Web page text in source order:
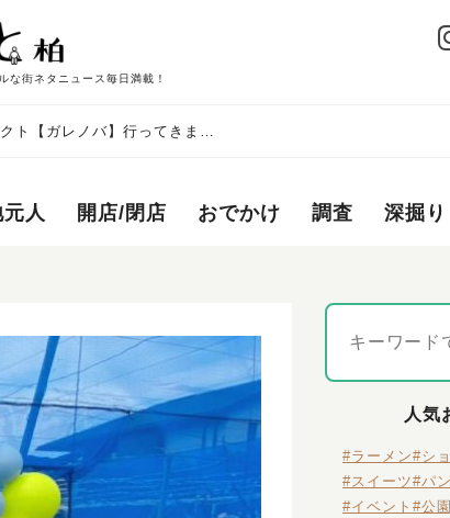
な街ネタニュース毎日満載！
ト【ガレノバ】行ってきまし
人 開店/閉店 おでかけ 調査 深掘り
人気
#ラーメン#シ
#スイーツ#パン
#イベント #公園